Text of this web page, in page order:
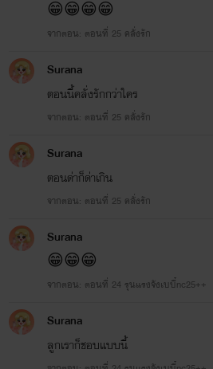
😁😁😁😁
จากตอน: ตอนที่ 25 คลั่งรัก
Surana
ตอนนี้คลั่งรักกว่าใคร
จากตอน: ตอนที่ 25 คลั่งรัก
Surana
ตอนด่าก็ด่าเกิน
จากตอน: ตอนที่ 25 คลั่งรัก
Surana
😁😁😁
จากตอน: ตอนที่ 24 รุนแรงจังเบบี๋nc25++
Surana
ลูกเราก็ชอบแบบนี้